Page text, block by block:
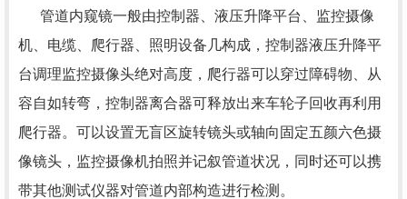
管道内窥镜一般由控制器、液压升降平台、监控摄像
机、电缆、爬行器、照明设备几构成，控制器液压升降平
台调理监控摄像头绝对高度，爬行器可以穿过障碍物、从
容自如转弯，控制器离合器可释放出来车轮子回收再利用
爬行器。可以设置无盲区旋转镜头或轴向固定五颜六色摄
像镜头，监控摄像机拍照并记叙管道状况，同时还可以携
带其他测试仪器对管道内部构造进行检测。